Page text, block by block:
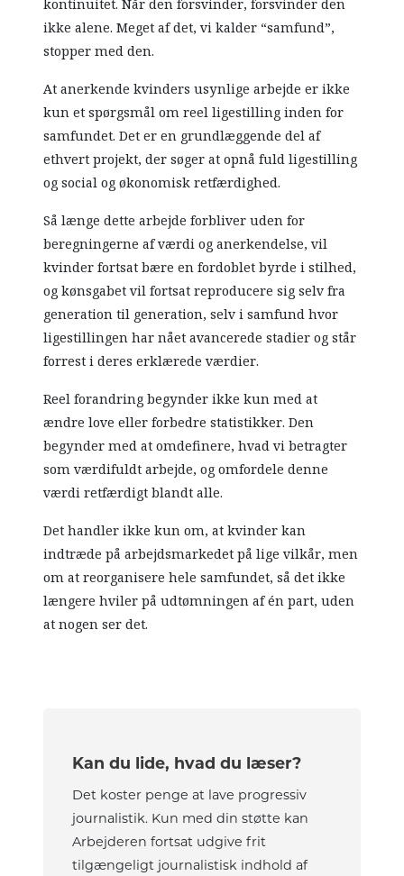
kontinuitet. Når den forsvinder, forsvinder den
ikke alene. Meget af det, vi kalder “samfund”,
stopper med den.
At anerkende kvinders usynlige arbejde er ikke
kun et spørgsmål om reel ligestilling inden for
samfundet. Det er en grundlæggende del af
ethvert projekt, der søger at opnå fuld ligestilling
og social og økonomisk retfærdighed.
Så længe dette arbejde forbliver uden for
beregningerne af værdi og anerkendelse, vil
kvinder fortsat bære en fordoblet byrde i stilhed,
og kønsgabet vil fortsat reproducere sig selv fra
generation til generation, selv i samfund hvor
ligestillingen har nået avancerede stadier og står
forrest i deres erklærede værdier.
Reel forandring begynder ikke kun med at
ændre love eller forbedre statistikker. Den
begynder med at omdefinere, hvad vi betragter
som værdifuldt arbejde, og omfordele denne
værdi retfærdigt blandt alle.
Det handler ikke kun om, at kvinder kan
indtræde på arbejdsmarkedet på lige vilkår, men
om at reorganisere hele samfundet, så det ikke
længere hviler på udtømningen af én part, uden
at nogen ser det.
Kan du lide, hvad du læser?
Det koster penge at lave progressiv
journalistik. Kun med din støtte kan
Arbejderen fortsat udgive frit
tilgængeligt journalistisk indhold af